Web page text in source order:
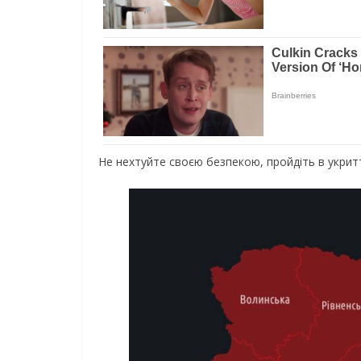
Не нехтуйте своєю безпекою, пройдіть в